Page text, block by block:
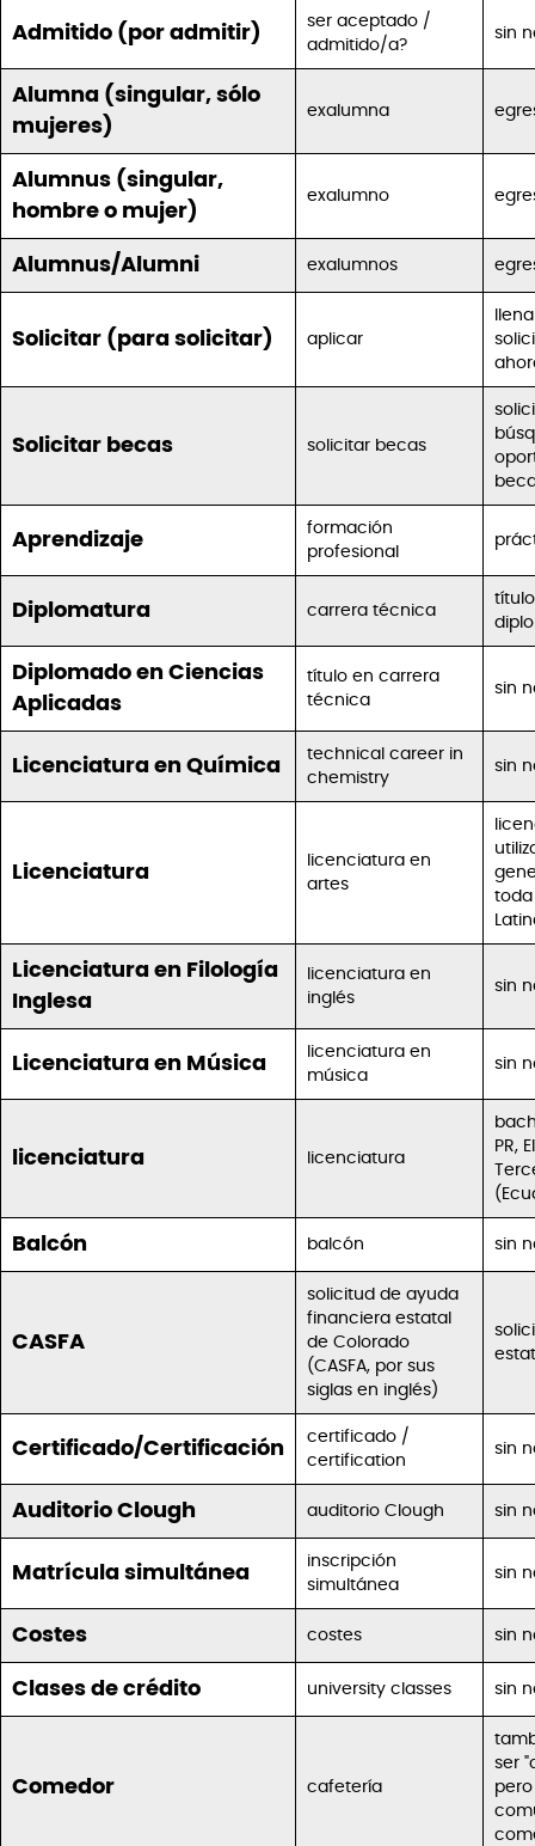
Admitido (por admitir)
ser aceptado /
admitido/a?
sin
Alumna (singular, sólo
mujeres)
exalumna
Alumnus (singular,
hombre o mujer)
exalumno
Alumnus/Alumni exalumnos
Solicitar (para solicitar) aplicar
Solicitar becas solicitar becas
Aprendizaje
formación
profesional
Diplomatura carrera técnica
Diplomado en Ciencias
Aplicadas
título en carrera
técnica
sin
Licenciatura en Química
technical career in
chemistry
sin
Licenciatura
licenciatura en
artes
toda
Licenciatura en Filología
Inglesa
licenciatura en
inglés
sin
Licenciatura en Música
licenciatura en
música
sin
licenciatura licenciatura
PR,
Balcón balcón sin
CASFA
solicitud de ayuda
financiera estatal
de Colorado
(CASFA, por sus
siglas en inglés)
Certificado/Certificación
certificado /
certification
sin
Auditorio Clough auditorio Clough sin
Matrícula simultánea
inscripción
simultánea
sin
Costes costes sin
Clases de crédito university classes sin
Comedor cafetería
ser "